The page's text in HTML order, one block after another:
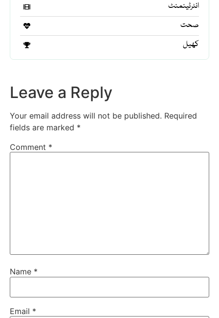
انٹرٹینمنٹ
صحت
کھیل
Leave a Reply
Your email address will not be published. Required
fields are marked *
Comment *
Name *
Email *